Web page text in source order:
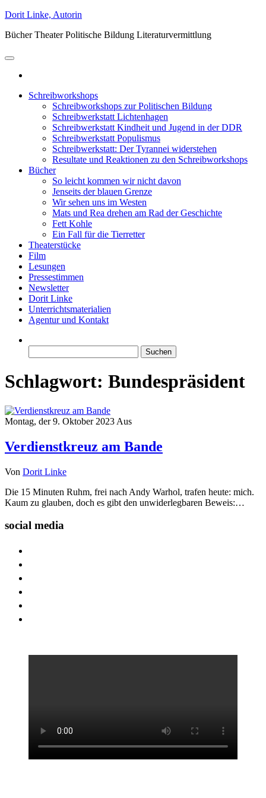
Zum
springen
Dorit Linke, Autorin
Bücher Theater Politische Bildung Literaturvermittlung
Schreibworkshops
Schreibworkshops zur Politischen Bildung
Schreibwerkstatt Lichtenhagen
Schreibwerkstatt Kindheit und Jugend in der DDR
Schreibwerkstatt Populismus
Schreibwerkstatt: Der Tyrannei widerstehen
Resultate und Reaktionen zu den Schreibworkshops
Bücher
So leicht kommen wir nicht davon
Jenseits der blauen Grenze
Wir sehen uns im Westen
Mats und Rea drehen am Rad der Geschichte
Fett Kohle
Ein Fall für die Tierretter
Theaterstücke
Film
Lesungen
Pressestimmen
Newsletter
Dorit Linke
Unterrichtsmaterialien
Agentur und Kontakt
nach:
Schlagwort: Bundespräsident
Montag, der 9. Oktober 2023 Aus
Verdienstkreuz am Bande
Von Dorit Linke
Die 15 Minuten Ruhm, frei nach Andy Warhol, trafen heute: mich.
Kaum zu glauben, doch es gibt den unwiderlegbaren Beweis:…
social media